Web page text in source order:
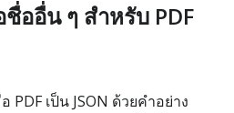
ออื่น ๆ สำหรับ PDF
PDF เป็น JSON ด้วยคำอย่าง